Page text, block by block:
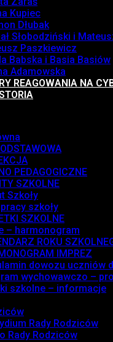
Kupiec
Dłubak
Słobodziński i
Paszkiewicz
Babska i Basia Basiów
Adamowska
REAGOWANIA NA
PEDAGOGICZNE
SZKOLNE
Szkoły
szkoły
SZKOLNE
– harmonogram
ROKU
IMPREZ
dowozu uczniów
wychowawczo –
szkolne – informacje
Rady Rodziców
Rady Rodziców